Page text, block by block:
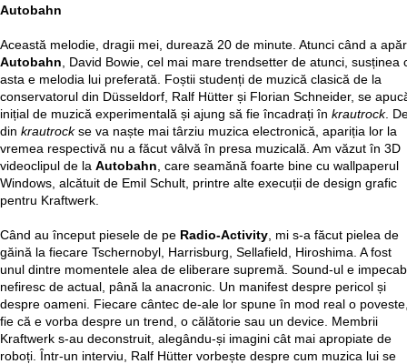
Autobahn
Această melodie, dragii mei, durează 20 de minute. Atunci când a
Autobahn, David Bowie, cel mai mare trendsetter de atunci, susținea
asta e melodia lui preferată. Foștii studenți de muzică clasică de la
conservatorul din Düsseldorf, Ralf Hütter și Florian Schneider, se
inițial de muzică experimentală și ajung să fie încadrați în krautrock.
din krautrock se va naște mai târziu muzica electronică, apariția lor la
vremea respectivă nu a făcut vâlvă în presa muzicală. Am văzut în 3D
videoclipul de la Autobahn, care seamănă foarte bine cu wallpaperul
Windows, alcătuit de Emil Schult, printre alte execuții de design grafic
pentru Kraftwerk.
Când au început piesele de pe Radio-Activity, mi s-a făcut pielea de
găină la fiecare Tschernobyl, Harrisburg, Sellafield, Hiroshima. A fost
unul dintre momentele alea de eliberare supremă. Sound-ul e
nefiresc de actual, până la anacronic. Un manifest despre pericol și
despre oameni. Fiecare cântec de-ale lor spune în mod real o
fie că e vorba despre un trend, o călătorie sau un device. Membrii
Kraftwerk s-au deconstruit, alegându-și imagini cât mai apropiate de
roboți. Într-un interviu, Ralf Hütter vorbește despre cum muzica lui se